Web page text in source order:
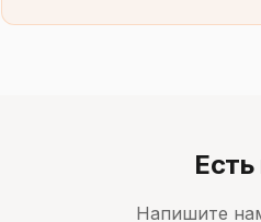
Напишите